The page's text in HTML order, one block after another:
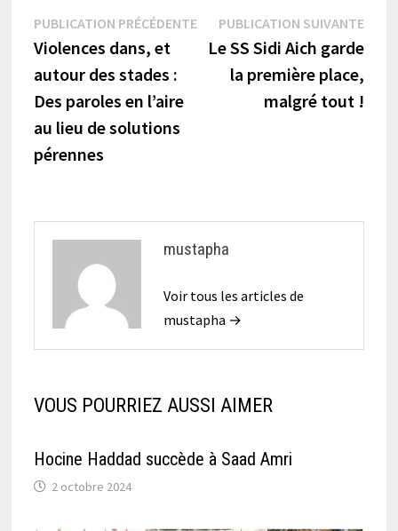
Navigation
de
l’article
PUBLICATION PRÉCÉDENTEPublication
précédente :
Violences dans, et
autour des stades :
Des paroles en l’aire
au lieu de solutions
pérennes
PUBLICATION SUIVANTE
Le SS Sidi Aich garde
la première place,
malgré tout !
mustapha
Voir tous les articles de
mustapha →
VOUS POURRIEZ AUSSI AIMER
Hocine Haddad succède à Saad Amri
2 octobre 2024